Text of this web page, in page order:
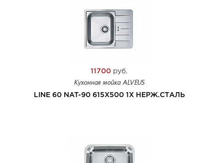
11700 руб.
Кухонная мойка ALVEUS
LINE 60 NAT-90 615X500 1X НЕРЖ.СТАЛЬ